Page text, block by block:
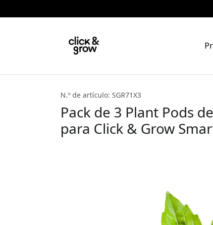
N.º de artículo: SGR71X3
Pack de 3 Plant Pods
para Click & Grow